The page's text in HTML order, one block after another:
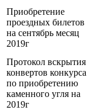
Приобретение
проездных билетов
на сентябрь месяц
2019г
Протокол вскрытия
конвертов конкурса
по приобретению
каменного угля на
2019г